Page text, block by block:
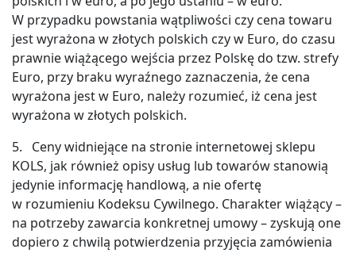
W przypadku powstania wątpliwości czy cena towaru
jest wyrażona w złotych polskich czy w Euro, do czasu
prawnie wiążącego wejścia przez Polskę do tzw. strefy
Euro, przy braku wyraźnego zaznaczenia, że cena
wyrażona jest w Euro, należy rozumieć, iż cena jest
wyrażona w złotych polskich.
5. Ceny widniejące na stronie internetowej sklepu
KOLS, jak również opisy usług lub towarów stanowią
jedynie informację handlową, a nie ofertę
w rozumieniu Kodeksu Cywilnego. Charakter wiążący –
na potrzeby zawarcia konkretnej umowy – zyskują one
dopiero z chwilą potwierdzenia przyjęcia zamówienia